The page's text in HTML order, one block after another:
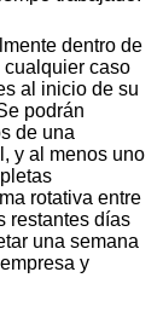
dentro de
cualquier caso
al inicio de su
podrán
de una
y al menos uno
rotativa entre
restantes días
una semana
y